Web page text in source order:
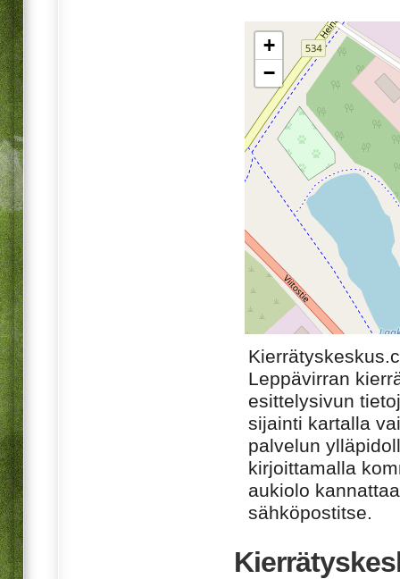
+
−
Leppävirran
esittelysivun
sijainti kartalla
palvelun
kirjoittamalla
aukiolo
sähköpostitse.